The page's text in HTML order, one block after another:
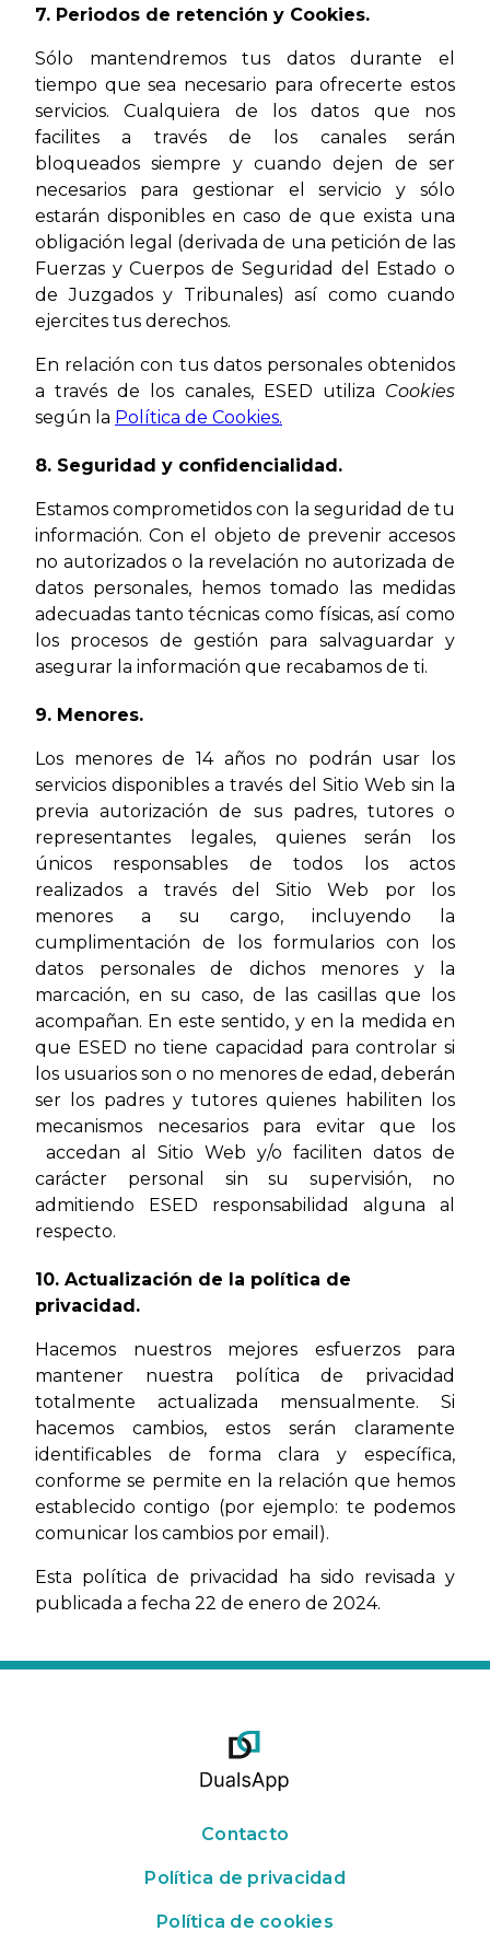
7. Periodos de retención y Cookies.
Sólo mantendremos tus datos durante el
tiempo que sea necesario para ofrecerte estos
servicios. Cualquiera de los datos que nos
facilites a través de los canales serán
bloqueados siempre y cuando dejen de ser
necesarios para gestionar el servicio y sólo
estarán disponibles en caso de que exista una
obligación legal (derivada de una petición de las
Fuerzas y Cuerpos de Seguridad del Estado o
de Juzgados y Tribunales) así como cuando
ejercites tus derechos.
En relación con tus datos personales obtenidos
a través de los canales, ESED utiliza Cookies
según la Política de Cookies.
8. Seguridad y confidencialidad.
Estamos comprometidos con la seguridad de tu
información. Con el objeto de prevenir accesos
no autorizados o la revelación no autorizada de
datos personales, hemos tomado las medidas
adecuadas tanto técnicas como físicas, así como
los procesos de gestión para salvaguardar y
asegurar la información que recabamos de ti.
9. Menores.
Los menores de 14 años no podrán usar los
servicios disponibles a través del Sitio Web sin la
previa autorización de sus padres, tutores o
representantes legales, quienes serán los
únicos responsables de todos los actos
realizados a través del Sitio Web por los
menores a su cargo, incluyendo la
cumplimentación de los formularios con los
datos personales de dichos menores y la
marcación, en su caso, de las casillas que los
acompañan. En este sentido, y en la medida en
que ESED no tiene capacidad para controlar si
los usuarios son o no menores de edad, deberán
ser los padres y tutores quienes habiliten los
mecanismos necesarios para evitar que los
accedan al Sitio Web y/o faciliten datos de
carácter personal sin su supervisión, no
admitiendo ESED responsabilidad alguna al
respecto.
10. Actualización de la política de
privacidad.
Hacemos nuestros mejores esfuerzos para
mantener nuestra política de privacidad
totalmente actualizada mensualmente. Si
hacemos cambios, estos serán claramente
identificables de forma clara y específica,
conforme se permite en la relación que hemos
establecido contigo (por ejemplo: te podemos
comunicar los cambios por email).
Esta política de privacidad ha sido revisada y
publicada a fecha 22 de enero de 2024.
Contacto
Política de privacidad
Política de cookies